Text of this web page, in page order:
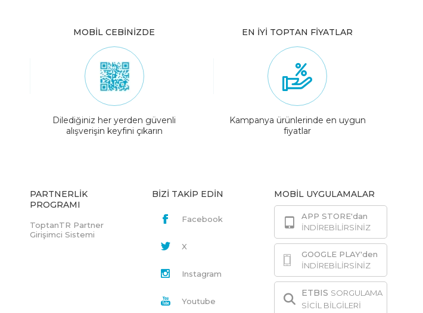
MOBİL CEBİNİZDE
Dilediğiniz her yerden güvenli
alışverişin keyfini çıkarın
EN İYİ TOPTAN FİYATLAR
Kampanya ürünlerinde en uygun
fiyatlar
PARTNERLIK
PROGRAMI
ToptanTR Partner
Girişimci Sistemi
BİZİ TAKİP EDİN
Facebook
X
Instagram
Youtube
MOBİL UYGULAMALAR
APP STORE'dan
İNDİREBİLİRSİNİZ
GOOGLE PLAY'den
İNDİREBİLİRSİNİZ
ETBIS SORGULAMA
SİCİL BİLGİLERİ